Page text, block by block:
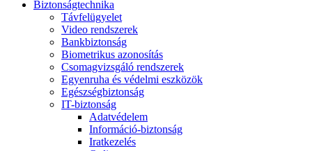
Biztonságtechnika
Távfelügyelet
Video rendszerek
Bankbiztonság
Biometrikus azonosítás
Csomagvizsgáló rendszerek
Egyenruha és védelmi eszközök
Egészségbiztonság
IT-biztonság
Adatvédelem
Információ-biztonság
Iratkezelés